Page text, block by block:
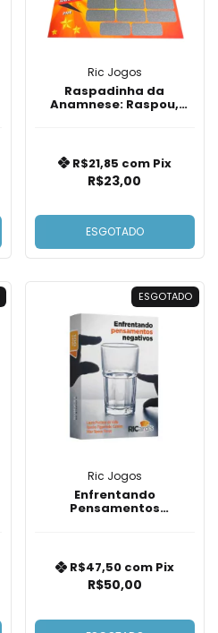
Ric Jogos
Raspadinha da
Anamnese: Raspou,
R$23,00
R$21,85 com Pix
ESGOTADO
ESGOTADO
Ric Jogos
Enfrentando
Pensamentos
R$50,00
R$47,50 com Pix